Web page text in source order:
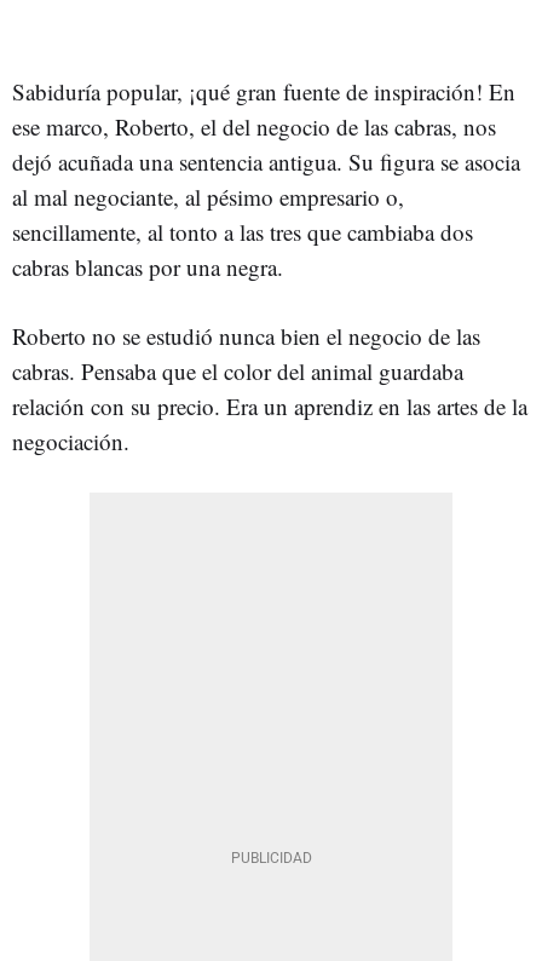
Sabiduría popular, ¡qué gran fuente de inspiración! En
ese marco, Roberto, el del negocio de las cabras, nos
dejó acuñada una sentencia antigua. Su figura se asocia
al mal negociante, al pésimo empresario o,
sencillamente, al tonto a las tres que cambiaba dos
cabras blancas por una negra.
Roberto no se estudió nunca bien el negocio de las
cabras. Pensaba que el color del animal guardaba
relación con su precio. Era un aprendiz en las artes de la
negociación.